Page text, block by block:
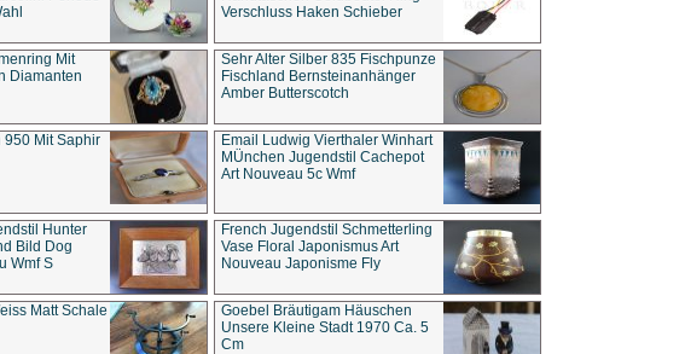
Verschluss Haken Schieber
Mit
Diamanten
Sehr Alter Silber 835 Fischpunze
Fischland Bernsteinanhänger
Amber Butterscotch
950 Mit Saphir
Email Ludwig Vierthaler Winhart
MÜnchen Jugendstil Cachepot
Art Nouveau 5c Wmf
Hunter
Bild Dog
Wmf S
French Jugendstil Schmetterling
Vase Floral Japonismus Art
Nouveau Japonisme Fly
Matt Schale
Goebel Bräutigam Häuschen
Unsere Kleine Stadt 1970 Ca. 5
Cm